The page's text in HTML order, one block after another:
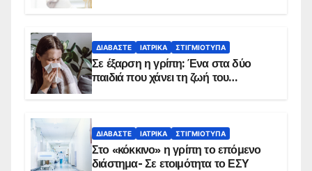
ΔΙΑΒΆΣΤΕ ΙΑΤΡΙΚΆ ΣΤΙΓΜΙΌΤΥΠΑ
Σε έξαρση η γρίπη: Ένα στα δύο
παιδιά που χάνει τη ζωή του
ΔΙΑΒΆΣΤΕ ΙΑΤΡΙΚΆ ΣΤΙΓΜΙΌΤΥΠΑ
Στο «κόκκινο» η γρίπη το επόμενο
διάστημα- Σε ετοιμότητα το ΕΣΥ